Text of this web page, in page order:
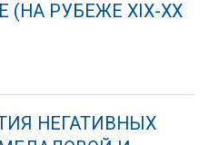
(НА РУБЕЖЕ XIX-XX
НЕГАТИВНЫХ